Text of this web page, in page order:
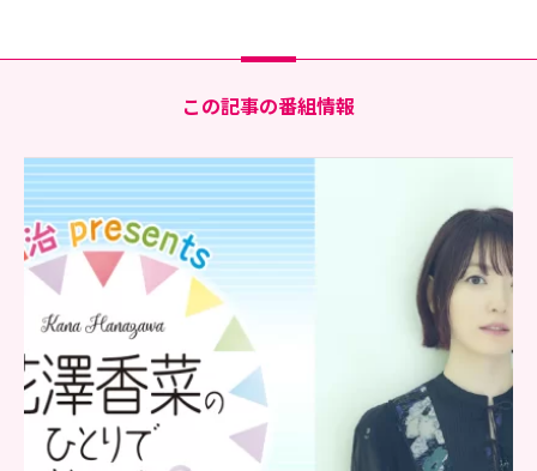
この記事の番組情報